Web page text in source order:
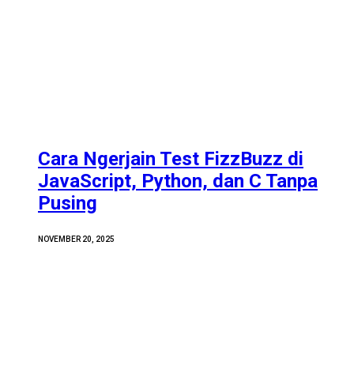
Cara Ngerjain Test FizzBuzz di
JavaScript, Python, dan C Tanpa
Pusing
NOVEMBER 20, 2025